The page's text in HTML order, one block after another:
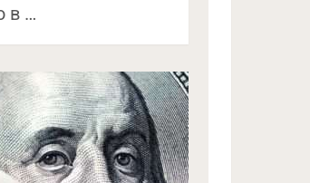
в …